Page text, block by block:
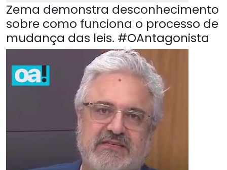
Zema demonstra desconhecimento
sobre como funciona o processo de
mudança das leis. #OAntagonista